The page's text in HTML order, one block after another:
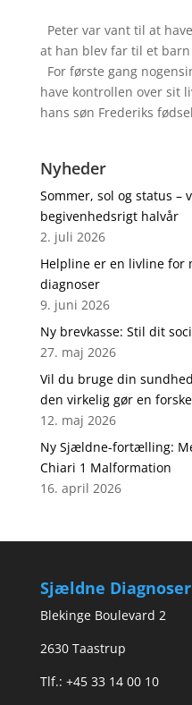
Peter var vant til at
at han blev far til et
For første gang
have kontrollen over sit
hans søn Frederiks
Nyheder
Sommer, sol og status –
begivenhedsrigt halvår
2. juli 2026
Helpline er en livline for
diagnoser
9. juni 2026
Ny brevkasse: Stil dit
27. maj 2026
Vil du bruge din
den virkelig gør en
12. maj 2026
Ny Sjældne-fortælling:
Chiari 1 Malformation
16. april 2026
Sjældne Diagnoser
Blekinge Boulevard 2
2630 Taastrup
Tlf.: +45 33 14 00 10